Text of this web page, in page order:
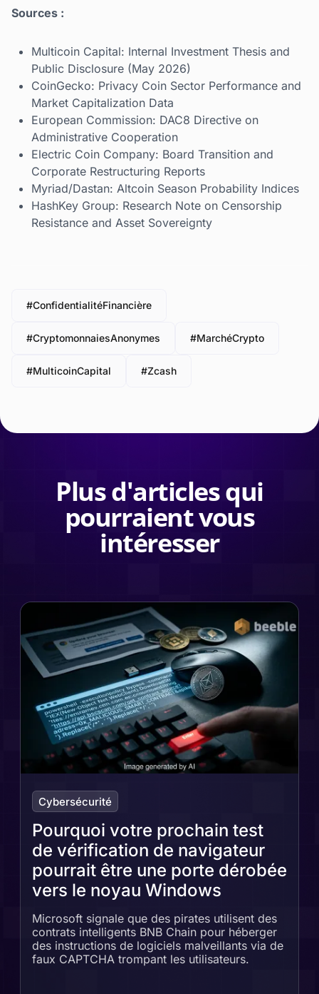
Sources :
Multicoin Capital: Internal Investment Thesis and
Public Disclosure (May 2026)
CoinGecko: Privacy Coin Sector Performance and
Market Capitalization Data
European Commission: DAC8 Directive on
Administrative Cooperation
Electric Coin Company: Board Transition and
Corporate Restructuring Reports
Myriad/Dastan: Altcoin Season Probability Indices
HashKey Group: Research Note on Censorship
Resistance and Asset Sovereignty
#ConfidentialitéFinancière
#CryptomonnaiesAnonymes #MarchéCrypto
#MulticoinCapital #Zcash
Plus d'articles qui
pourraient vous
intéresser
Cybersécurité
Pourquoi votre prochain test
de vérification de navigateur
pourrait être une porte dérobée
vers le noyau Windows
Microsoft signale que des pirates utilisent des
contrats intelligents BNB Chain pour héberger
des instructions de logiciels malveillants via de
faux CAPTCHA trompant les utilisateurs.